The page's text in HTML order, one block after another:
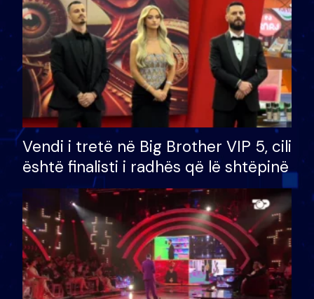
Vendi i tretë në Big Brother VIP 5, cili
është finalisti i radhës që lë shtëpinë